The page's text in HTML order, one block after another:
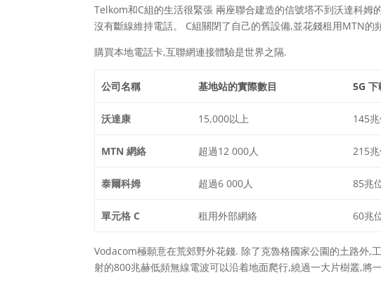
Telkom和C組的生活很緊張 兩座聯合建造的信號塔不到沃達科
沒有斷線維持電話。 C組關閉了自己的舊設備,並花錢租用MTN的
購買本地電話卡,互聯網連接體驗是世界之隔.
公司名稱 基地站的實際數目 5G 下
沃達康 15,000以上 145
MTN 網絡 超過12 000人 215
泰爾科姆 超過6 000人 85兆
單元格 C 租用外部網絡 60兆
Vodacom極願意在荒郊野外花錢. 除了克魯格國家公園的土路外,
射的800兆赫低頻無線電波可以沿着地面爬行,繞過一大片樹叢,將